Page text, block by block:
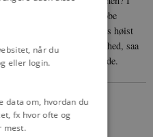
sikkert, og Evne til at kjøbe
Fiskere ikke. Dersom deres høist
Opmærksomhed, saa
vil alt Haab være ude.
31,4 cm.
når du
eller login.
data om, hvordan du
fx hvor ofte og
mest.